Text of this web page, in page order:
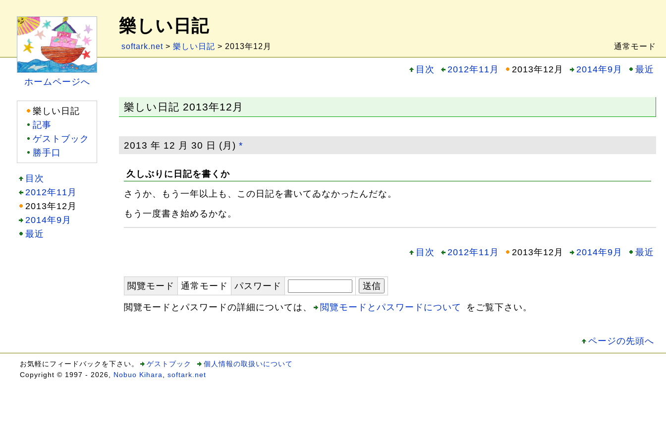
樂しい日記
通常モード
softark.net > 樂しい日記 > 2013年12月
目次 2012年11月 2013年12月 2014年9月 最近
樂しい日記 2013年12月
2013 年 12 月 30 日 (月) *
久しぶりに日記を書くか
さうか、もう一年以上も、この日記を書いてゐなかったんだな。
もう一度書き始めるかな。
目次 2012年11月 2013年12月 2014年9月 最近
閲覽モード 通常モード パスワード
閲覽モードとパスワードの詳細については、 閲覽モードとパスワードについて をご覧下さい。
ページの先頭へ
ホームページへ
樂しい日記
記事
ゲストブック
勝手口
目次
2012年11月
2013年12月
2014年9月
最近
お気軽にフィードバックを下さい。 ゲストブック
個人情報の取扱いについて
Copyright © 1997 - 2026, Nobuo Kihara, softark.net